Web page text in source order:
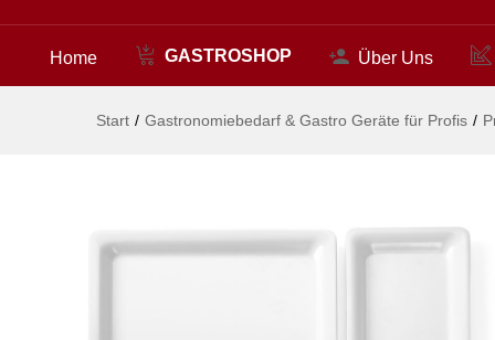
Home GASTROSHOP Über Uns
Start / Gastronomiebedarf & Gastro Geräte für Profis /